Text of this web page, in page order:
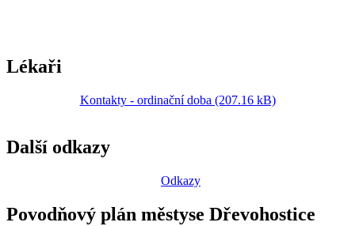
Lékaři
Kontakty - ordinační doba (207.16 kB)
Další odkazy
Odkazy
Povodňový plán městyse Dřevohostice